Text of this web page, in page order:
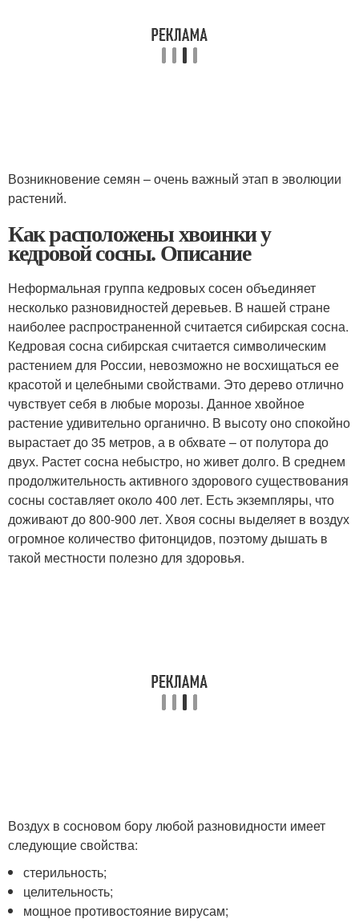
Возникновение семян – очень важный этап в эволюции
растений.
Как расположены хвоинки у
кедровой сосны. Описание
Неформальная группа кедровых сосен объединяет
несколько разновидностей деревьев. В нашей стране
наиболее распространенной считается сибирская сосна.
Кедровая сосна сибирская считается символическим
растением для России, невозможно не восхищаться ее
красотой и целебными свойствами. Это дерево отлично
чувствует себя в любые морозы. Данное хвойное
растение удивительно органично. В высоту оно спокойно
вырастает до 35 метров, а в обхвате – от полутора до
двух. Растет сосна небыстро, но живет долго. В среднем
продолжительность активного здорового существования
сосны составляет около 400 лет. Есть экземпляры, что
доживают до 800-900 лет. Хвоя сосны выделяет в воздух
огромное количество фитонцидов, поэтому дышать в
такой местности полезно для здоровья.
Воздух в сосновом бору любой разновидности имеет
следующие свойства:
стерильность;
целительность;
мощное противостояние вирусам;